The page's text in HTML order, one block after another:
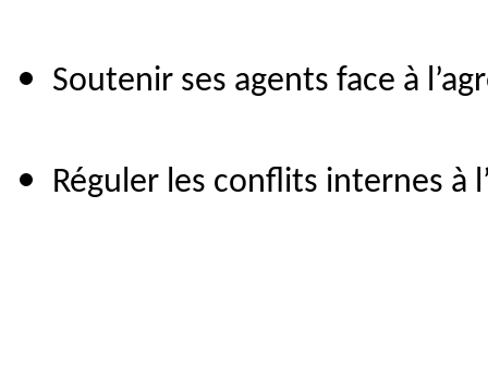
Soutenir ses agents face à
Réguler les conflits internes à